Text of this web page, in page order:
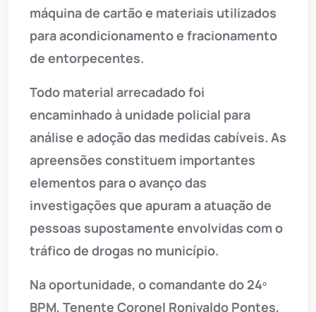
máquina de cartão e materiais utilizados
para acondicionamento e fracionamento
de entorpecentes.
Todo material arrecadado foi
encaminhado à unidade policial para
análise e adoção das medidas cabíveis. As
apreensões constituem importantes
elementos para o avanço das
investigações que apuram a atuação de
pessoas supostamente envolvidas com o
tráfico de drogas no município.
Na oportunidade, o comandante do 24º
BPM, Tenente Coronel Ronivaldo Pontes,